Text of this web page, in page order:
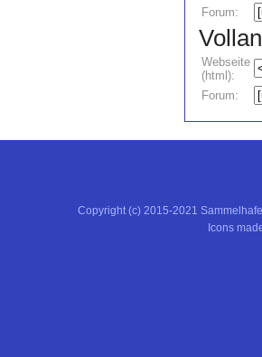
Forum:
Webseite
(html):
Forum:
Copyright (c) 2015-2021
Icons